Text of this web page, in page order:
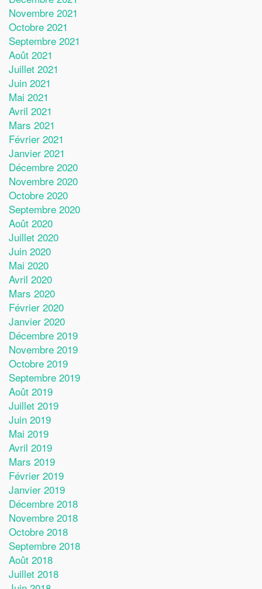
Novembre 2021
Octobre 2021
Septembre 2021
Août 2021
Juillet 2021
Juin 2021
Mai 2021
Avril 2021
Mars 2021
Février 2021
Janvier 2021
Décembre 2020
Novembre 2020
Octobre 2020
Septembre 2020
Août 2020
Juillet 2020
Juin 2020
Mai 2020
Avril 2020
Mars 2020
Février 2020
Janvier 2020
Décembre 2019
Novembre 2019
Octobre 2019
Septembre 2019
Août 2019
Juillet 2019
Juin 2019
Mai 2019
Avril 2019
Mars 2019
Février 2019
Janvier 2019
Décembre 2018
Novembre 2018
Octobre 2018
Septembre 2018
Août 2018
Juillet 2018